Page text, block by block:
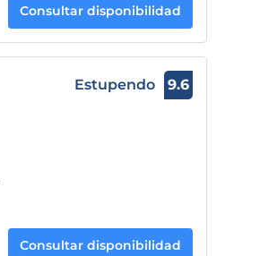
Consultar disponibilidad
Estupendo 9.6
Consultar disponibilidad